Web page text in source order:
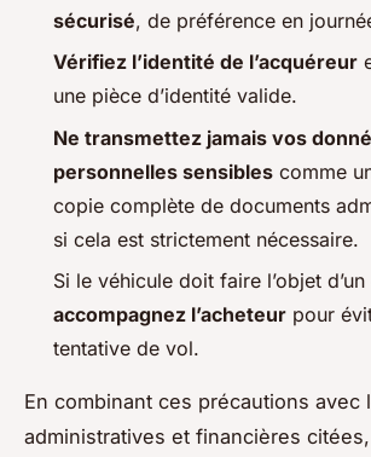
sécurisé, de préférence en
Vérifiez l’identité de l’acquéreur
une pièce d’identité valide.
Ne transmettez jamais vos
personnelles sensibles comme
copie complète de documents
si cela est strictement nécessaire.
Si le véhicule doit faire l’objet
accompagnez l’acheteur pour
tentative de vol.
En combinant ces précautions avec
administratives et financières